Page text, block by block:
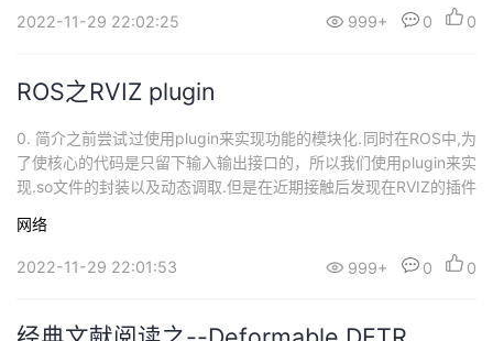
解的问题是：求解一个后验概率，即给定一系列观测（和输入）和
2022-11-29 22:02:25 999+ 0 0
ROS之RVIZ plugin
0. 简介之前尝试过使用plugin来实现功能的模块化.同时在ROS中,为
了使核心的代码是只留下输入输出接口的，所以我们使用plugin来实
现.so文件的封装以及动态调取.但是在近期接触后发现在RVIZ的插件
细的配置可以在文章:ROS设置plugin插件中看到. 1. 内容介绍rviz是
ROS官方提供的一款3D可视化工具...
网络
2022-11-29 22:01:53 999+ 0 0